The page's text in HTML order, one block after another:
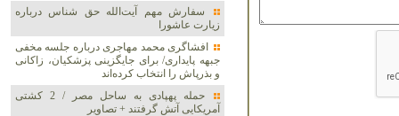
سفارش مهم آیت‌الله حق شناس درباره
زیارت عاشورا
افشاگری محمد مهاجری درباره جلسه مخفی
جبهه پایداری/ برای جایگزینی پزشکیان، زاکانی
و بذرپاش را انتخاب کرده‌اند
حمله پهپادی به ساحل مصر / 2 کشتی
آمریکایی آتش گرفتند + تصاویر